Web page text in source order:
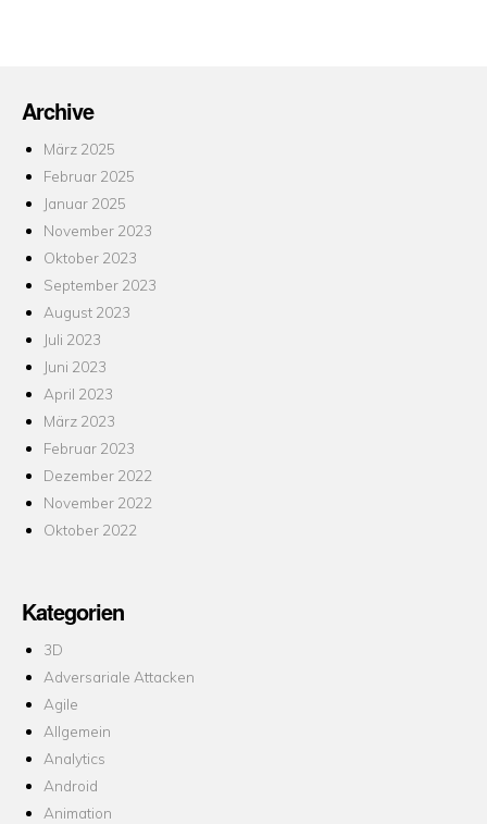
Archive
März 2025
Februar 2025
Januar 2025
November 2023
Oktober 2023
September 2023
August 2023
Juli 2023
Juni 2023
April 2023
März 2023
Februar 2023
Dezember 2022
November 2022
Oktober 2022
Kategorien
3D
Adversariale Attacken
Agile
Allgemein
Analytics
Android
Animation